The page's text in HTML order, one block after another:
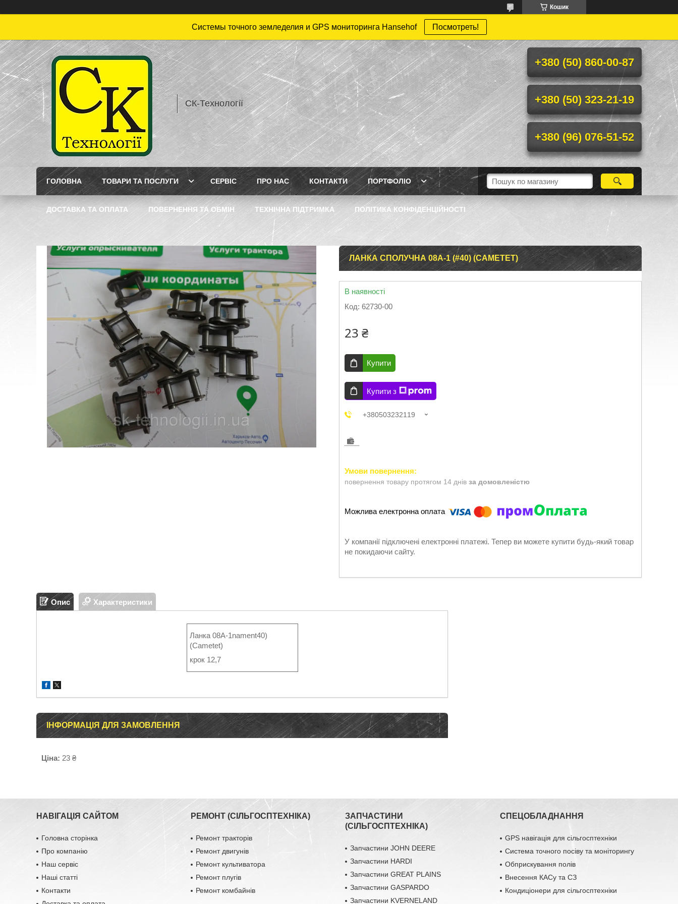
Кошик
Системы точного земледелия и GPS мониторинга Hansehof Посмотреть!
СК-Технології
+380 (50) 860-00-87
+380 (50) 323-21-19
+380 (96) 076-51-52
ГОЛОВНА ТОВАРИ ТА ПОСЛУГИ СЕРВІС ПРО НАС КОНТАКТИ ПОРТФОЛІО
ДОСТАВКА ТА ОПЛАТА ПОВЕРНЕННЯ ТА ОБМІН ТЕХНІЧНА ПІДТРИМКА ПОЛІТИКА КОНФІДЕНЦІЙНОСТІ
ЛАНКА СПОЛУЧНА 08A-1 (#40) (CAMETET)
В наявності
Код: 62730-00
23 ₴
Купити
Купити з
+380503232119
повернення товару протягом 14 днів за домовленістю
У компанії підключені електронні платежі. Тепер ви можете купити будь-який товар
не покидаючи сайту.
Опис Характеристики
Ланка 08A-1nament40)
(Cametet)
крок 12,7
ІНФОРМАЦІЯ ДЛЯ ЗАМОВЛЕННЯ
Ціна: 23 ₴
НАВІГАЦІЯ САЙТОМ
Головна сторінка
Про компанію
Наш сервіс
Наші статті
Контакти
РЕМОНТ (СІЛЬГОСПТЕХНІКА)
Ремонт тракторів
Ремонт двигунів
Ремонт культиватора
Ремонт плугів
Ремонт комбайнів
ЗАПЧАСТИНИ
(СІЛЬГОСПТЕХНІКА)
Запчастини JOHN DEERE
Запчастини HARDI
Запчастини GREAT PLAINS
Запчастини GASPARDO
Запчастини KVERNELAND
СПЕЦОБЛАДНАННЯ
GPS навігація для сільгосптехніки
Система точного посіву та моніторингу
Обприскування полів
Внесення КАСу та СЗ
Кондиціонери для сільгосптехніки